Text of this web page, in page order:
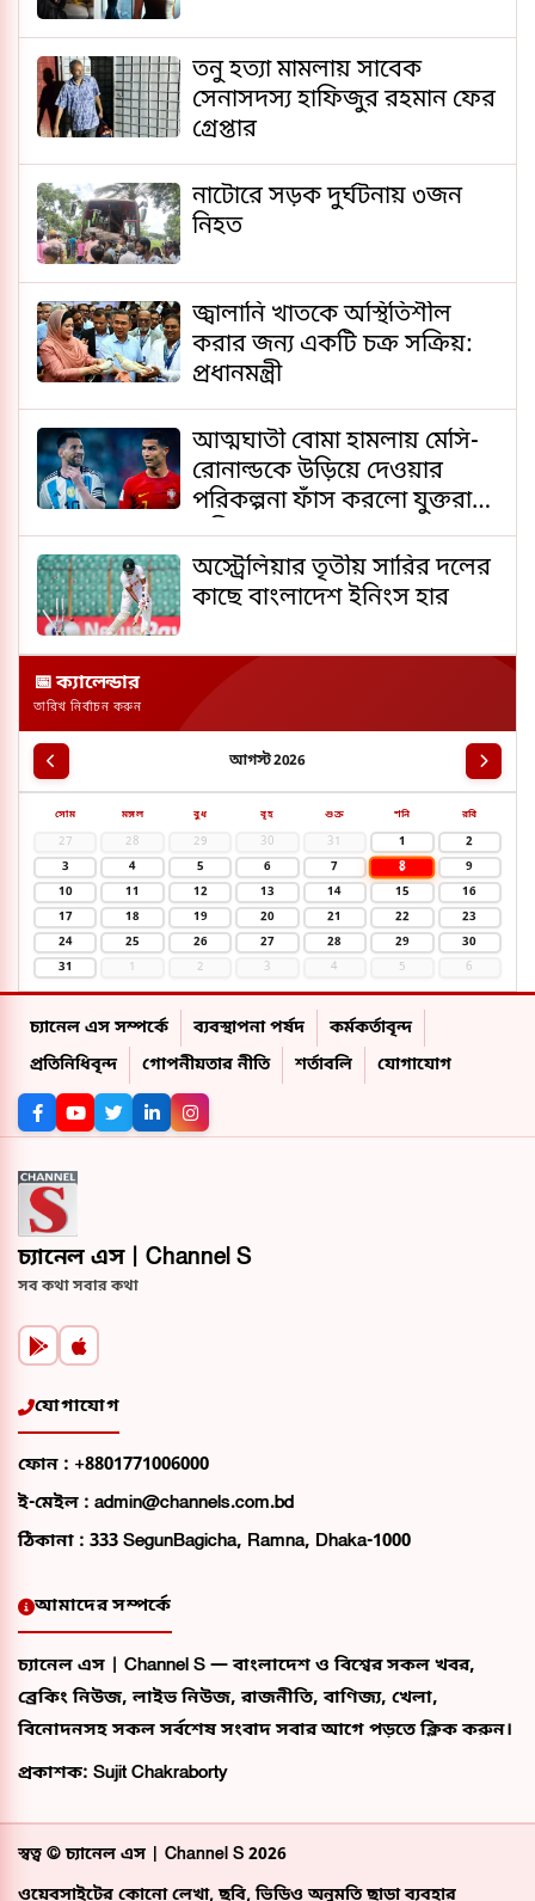
তনু হত্যা মামলায় সাবেক
সেনাসদস্য হাফিজুর রহমান ফের
গ্রেপ্তার
নাটোরে সড়ক দুর্ঘটনায় ৩জন
নিহত
জ্বালানি খাতকে অস্থিতিশীল
করার জন্য একটি চক্র সক্রিয়:
প্রধানমন্ত্রী
আত্মঘাতী বোমা হামলায় মেসি-
রোনাল্ডকে উড়িয়ে দেওয়ার
পরিকল্পনা ফাঁস করলো যুক্তরাষ্ট্র
পুলিশ
অস্ট্রেলিয়ার তৃতীয় সারির দলের
কাছে বাংলাদেশ ইনিংস হার
📅 ক্যালেন্ডার
তারিখ নির্বাচন করুন
আগস্ট 2026
সোম মঙ্গল বুধ বৃহ শুক্র শনি রবি
27 28 29 30 31 1
2
3
4 5 6 7 8
9
10
11 12 13 14 15
16
17
18 19 20 21 22
23
24
25 26 27 28 29
30
31
1 2 3 4 5 6
চ্যানেল এস সম্পর্কে ব্যবস্থাপনা পর্ষদ
কর্মকর্তাবৃন্দ
প্রতিনিধিবৃন্দ
গোপনীয়তার নীতি শর্তাবলি যোগাযোগ
চ্যানেল এস | Channel S
সব কথা সবার কথা
যোগাযোগ
ফোন : +8801771006000
ই-মেইল : admin@channels.com.bd
ঠিকানা : 333 SegunBagicha, Ramna, Dhaka-1000
আমাদের সম্পর্কে
চ্যানেল এস | Channel S — বাংলাদেশ ও বিশ্বের সকল খবর,
ব্রেকিং নিউজ, লাইভ নিউজ, রাজনীতি, বাণিজ্য, খেলা,
বিনোদনসহ সকল সর্বশেষ সংবাদ সবার আগে পড়তে ক্লিক করুন।
প্রকাশক: Sujit Chakraborty
স্বত্ব ©চ্যানেল এস | Channel S 2026
ওয়েবসাইটের কোনো লেখা, ছবি, ভিডিও অনুমতি ছাড়া ব্যবহার